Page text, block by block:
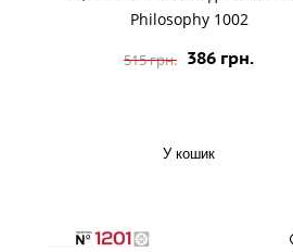
Philosophy 1002
515 грн. 386 грн.
У кошик